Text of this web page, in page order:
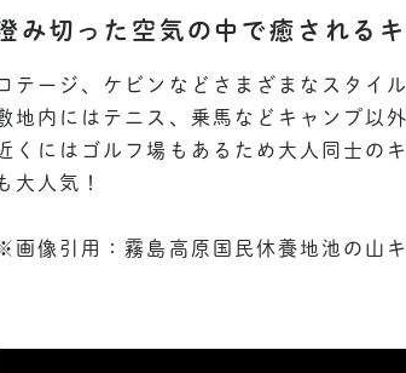
み切った空気の中で癒される
テージ、ケビンなどさまざまなスタイ
地内にはテニス、乗馬などキャンプ以
くにはゴルフ場もあるため大人同士の
大人気！
画像引用：霧島高原国民休養地池の山